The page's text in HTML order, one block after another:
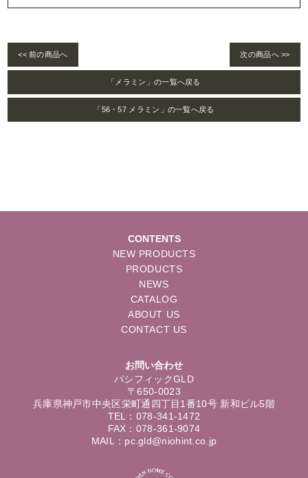
<< 前の商品へ 次の商品へ >>
「メラミン」の一覧へ戻る
「56・57 メラミン」の一覧へ戻る
CONTENTS
NEW PRODUCTS
PRODUCTS
NEWS
CATALOG
ABOUT US
CONTACT US
お問い合わせ
パシフィックGLD
〒650-0023
兵庫県神戸市中央区栄町通四丁目1番10号 新和ビル5階
TEL：078-341-1472
FAX：078-361-9074
MAIL：pc.gld@niohint.co.jp